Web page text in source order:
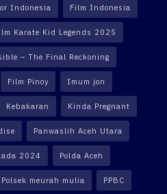
Indonesia Film Indonesia
Karate Kid Legends 2025
– The Final Reckoning
Film Pinoy Imum jon
Kebakaran Kinda Pregnant
Panwaslih Aceh Utara
2024 Polda Aceh
Polsek meurah mulia PPBC